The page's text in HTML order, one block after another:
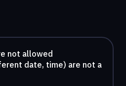
not allowed
date, time) are not a